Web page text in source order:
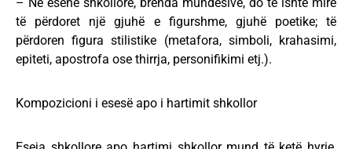
të përdoret një gjuhë e figurshme, gjuhë poetike; të
përdoren figura stilistike (metafora, simboli, krahasimi,
epiteti, apostrofa ose thirrja, personifikimi etj.).
Kompozicioni i esesë apo i hartimit shkollor